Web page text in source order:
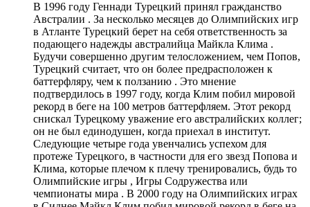
В 1996 году Геннади Турецкий принял гражданство
Австралии . За несколько месяцев до Олимпийских игр
в Атланте Турецкий берет на себя ответственность за
подающего надежды австралийца Майкла Клима .
Будучи совершенно другим телосложением, чем Попов,
Турецкий считает, что он более предрасположен к
баттерфляру, чем к ползанию . Это мнение
подтвердилось в 1997 году, когда Клим побил мировой
рекорд в беге на 100 метров баттерфляем. Этот рекорд
снискал Турецкому уважение его австралийских коллег;
он не был единодушен, когда приехал в институт.
Следующие четыре года увенчались успехом для
протеже Турецкого, в частности для его звезд Попова и
Клима, которые плечом к плечу тренировались, будь то
Олимпийские игры , Игры Содружества или
чемпионаты мира . В 2000 году на Олимпийских играх